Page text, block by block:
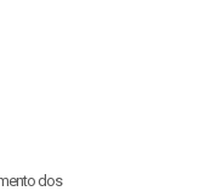
dos